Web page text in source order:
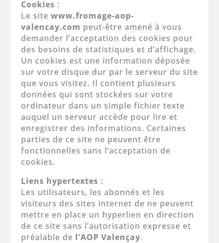
Cookies :
Le site www.fromage-aop-
valencay.com peut-être amené à vous
demander l’acceptation des cookies pour
des besoins de statistiques et d’affichage.
Un cookies est une information déposée
sur votre disque dur par le serveur du site
que vous visitez. Il contient plusieurs
données qui sont stockées sur votre
ordinateur dans un simple fichier texte
auquel un serveur accède pour lire et
enregistrer des informations. Certaines
parties de ce site ne peuvent être
fonctionnelles sans l’acceptation de
cookies.
Liens hypertextes :
Les utilisateurs, les abonnés et les
visiteurs des sites internet de ne peuvent
mettre en place un hyperlien en direction
de ce site sans l’autorisation expresse et
préalable de l'AOP Valençay.